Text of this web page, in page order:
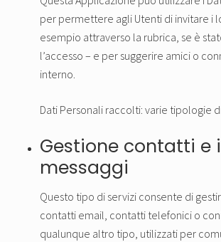
per permettere agli Utenti di invitare i
esempio attraverso la rubrica, se è
l’accesso – e per suggerire amici o
interno.
Dati Personali raccolti: varie tipologie
Gestione contatti e
messaggi
Questo tipo di servizi consente di
contatti email, contatti telefonici o
qualunque altro tipo, utilizzati per